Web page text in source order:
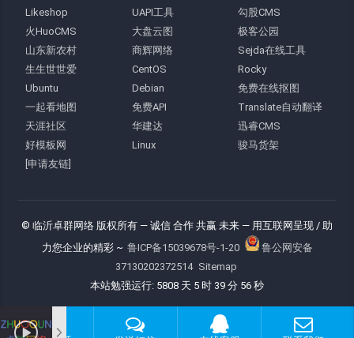
Likeshop
UAPI工具
勾股CMS
火HuoCMS
大盘云图
极客公园
山东新农村
商辉网络
Sejda在线工具
生生世世爱
CentOS
Rocky
Ubuntu
Debian
免费在线抠图
一起看地图
免费API
Translate自动翻译
天涯社区
华建达
迅睿CMS
好模板网
Linux
骏马货架
[申请友链]
© 临沂卓群网络 版权所有 — 诚信 合作 共赢 未来 — 用互联网呈现 / 助
力您企业的精彩 ~ 鲁ICP备15039678号-1-20
鲁公网安备
37130202372514 Sitemap
本站勉强运行: 5808 天 5 时 39 分 57 秒